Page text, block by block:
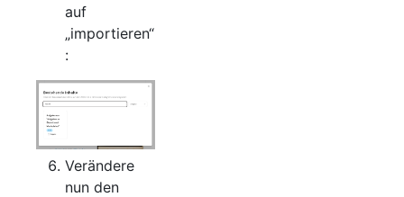
auf
„importieren“
:
Verändere
nun den